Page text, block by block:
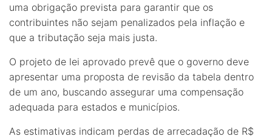
uma obrigação prevista para garantir que os
contribuintes não sejam penalizados pela inflação e
que a tributação seja mais justa.
O projeto de lei aprovado prevê que o governo deve
apresentar uma proposta de revisão da tabela dentro
de um ano, buscando assegurar uma compensação
adequada para estados e municípios.
As estimativas indicam perdas de arrecadação de R$